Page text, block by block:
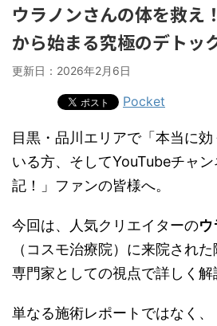
ウラノンさんの体を救え
から始まる究極のデトッ
更新日： 2026年2月6日
Pocket
目黒・品川エリアで「本当に
いる方、そしてYouTubeチャ
記！」ファンの皆様へ。
今回は、人気クリエイターの
（コスモ治療院）に来院され
専門家としての視点で詳しく解
単なる施術レポートではなく